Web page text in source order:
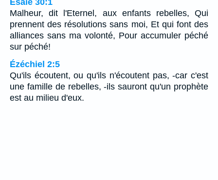
Ésaïe 30:1
Malheur, dit l'Eternel, aux enfants rebelles, Qui
prennent des résolutions sans moi, Et qui font des
alliances sans ma volonté, Pour accumuler péché
sur péché!
Ézéchiel 2:5
Qu'ils écoutent, ou qu'ils n'écoutent pas, -car c'est
une famille de rebelles, -ils sauront qu'un prophète
est au milieu d'eux.